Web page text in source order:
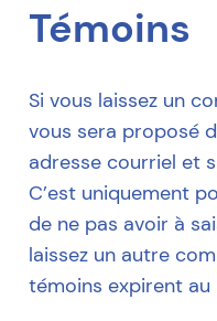
Témoins
Si vous laissez un
vous sera proposé
adresse courriel et
C’est uniquement
de ne pas avoir à
laissez un autre
témoins expirent au